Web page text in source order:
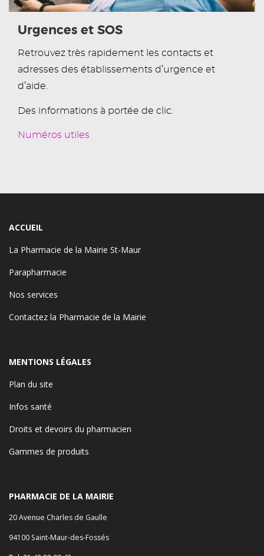
Urgences et SOS
Retrouvez très rapidement les contacts et
adresses des établissements d’urgence et
d’aide.
Des informations à portée de clic.
Numéros utiles
ACCUEIL
La Pharmacie de la Mairie St-Maur
Parapharmacie
Nos services
Contactez la Pharmacie de la Mairie
MENTIONS LÉGALES
Plan du site
Infos santé
Droits et devoirs du pharmacien
Gammes de produits
PHARMACIE DE LA MAIRIE
20 Avenue Charles de Gaulle
94100 Saint-Maur-des-Fossés